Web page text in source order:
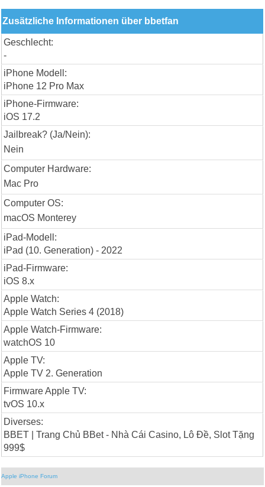
Zusätzliche Informationen über bbetfan
Geschlecht:
-
iPhone Modell:
iPhone 12 Pro Max
iPhone-Firmware:
iOS 17.2
Jailbreak? (Ja/Nein):
Nein
Computer Hardware:
Mac Pro
Computer OS:
macOS Monterey
iPad-Modell:
iPad (10. Generation) - 2022
iPad-Firmware:
iOS 8.x
Apple Watch:
Apple Watch Series 4 (2018)
Apple Watch-Firmware:
watchOS 10
Apple TV:
Apple TV 2. Generation
Firmware Apple TV:
tvOS 10.x
Diverses:
BBET | Trang Chủ BBet - Nhà Cái Casino, Lô Đề, Slot Tặng
999$
Apple iPhone Forum